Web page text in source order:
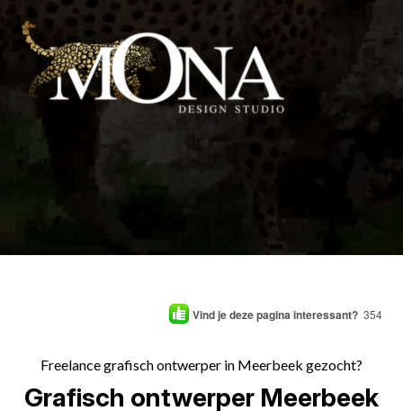
Vind je deze pagina interessant? 354
Freelance grafisch ontwerper in Meerbeek gezocht?
Grafisch ontwerper Meerbeek